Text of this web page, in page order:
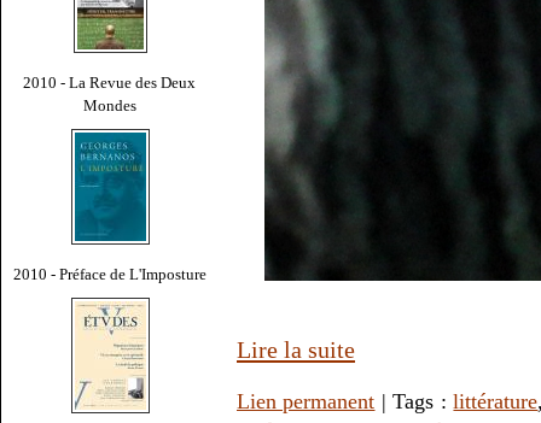
2010 - La Revue des Deux
Mondes
2010 - Préface de L'Imposture
Lire la suite
Lien permanent | Tags :littérature